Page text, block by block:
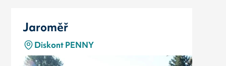
Jaroměř
Diskont PENNY